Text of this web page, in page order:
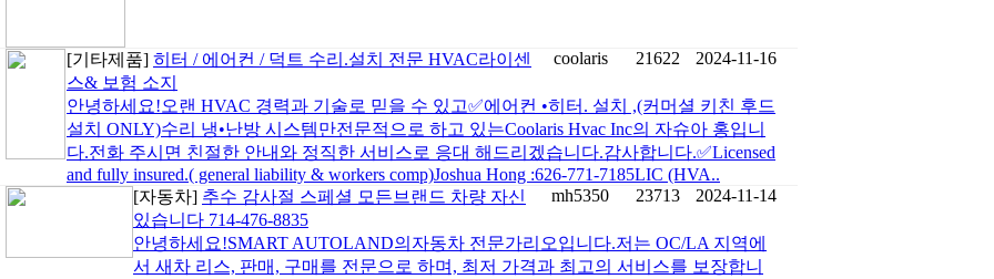
[기타제품] 히터 / 에어컨 / 덕트 수리.설치 전문 HVAC라이센
스& 보험 소지
coolaris 21622 2024-11-16
안녕하세요!오랜 HVAC 경력과 기술로 믿을 수 있고✅에어컨 •히터. 설치 ,(커머셜 키친 후드
설치 ONLY)수리 냉•난방 시스템만전문적으로 하고 있는Coolaris Hvac Inc의 자슈아 홍입니
다.전화 주시면 친절한 안내와 정직한 서비스로 응대 해드리겠습니다.감사합니다.✅Licensed
and fully insured.( general liability & workers comp)Joshua Hong :626-771-7185LIC (HVA..
[자동차] 추수 감사절 스페셜 모든브랜드 차량 자신
있습니다 714-476-8835
mh5350 23713 2024-11-14
안녕하세요!SMART AUTOLAND의자동차 전문가리오입니다.저는 OC/LA 지역에
서 새차 리스, 판매, 구매를 전문으로 하며, 최저 가격과 최고의 서비스를 보장합니